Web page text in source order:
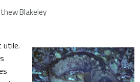
Blakeley
utile.